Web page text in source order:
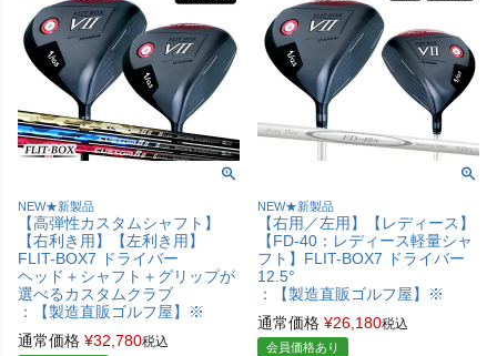
NEW★新製品
【高弾性カスタムシャフト】
【右利き用】【左利き用】
FLIT-BOX7 ドライバー
ヘッド＋シャフト＋グリップが
選べるカスタムクラブ
：【製造直販ゴルフ屋】※
通常価格 ¥32,780税込
NEW★新製品
【右用／左用】【レディース】
【FD-40：レディース軽量シャ
フト】FLIT-BOX7 ドライバー
12.5°
：【製造直販ゴルフ屋】※
通常価格 ¥26,180税込
会員価格あり